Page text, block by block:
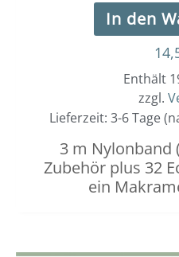
In den
Enthält
zzgl.
Lieferzeit: 3-6 Tage
3 m Nylonband
Zubehör plus 32
ein